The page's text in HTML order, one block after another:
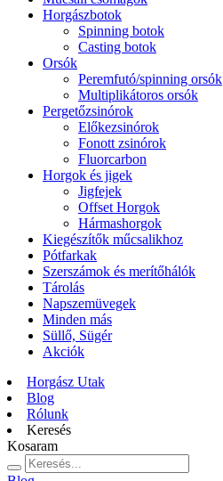
Horgászbotok
Spinning botok
Casting botok
Orsók
Peremfutó/spinning orsók
Multiplikátoros orsók
Pergetőzsinórok
Előkezsinórok
Fonott zsinórok
Fluorcarbon
Horgok és jigek
Jigfejek
Offset Horgok
Hármashorgok
Kiegészítők műcsalikhoz
Pótfarkak
Szerszámok és merítőhálók
Tárolás
Napszemüvegek
Minden más
Süllő, Sügér
Akciók
Horgász Utak
Blog
Rólunk
Keresés
Kosaram